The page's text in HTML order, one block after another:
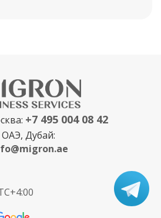
+7 495 004 08 42
ОАЭ, Дубай: